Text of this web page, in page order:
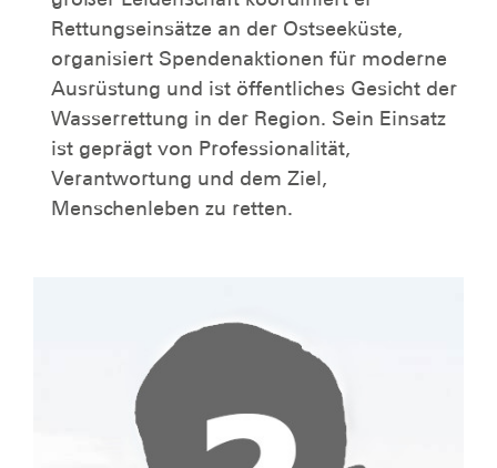
Rettungseinsätze an der Ostseeküste,
organisiert Spendenaktionen für moderne
Ausrüstung und ist öffentliches Gesicht der
Wasserrettung in der Region. Sein Einsatz
ist geprägt von Professionalität,
Verantwortung und dem Ziel,
Menschenleben zu retten.